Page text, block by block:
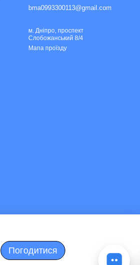
bma0993300113@gmail.com
м. Дніпро, проспект
Слобожанський 8/4
Мапа проїзду
Погодитися